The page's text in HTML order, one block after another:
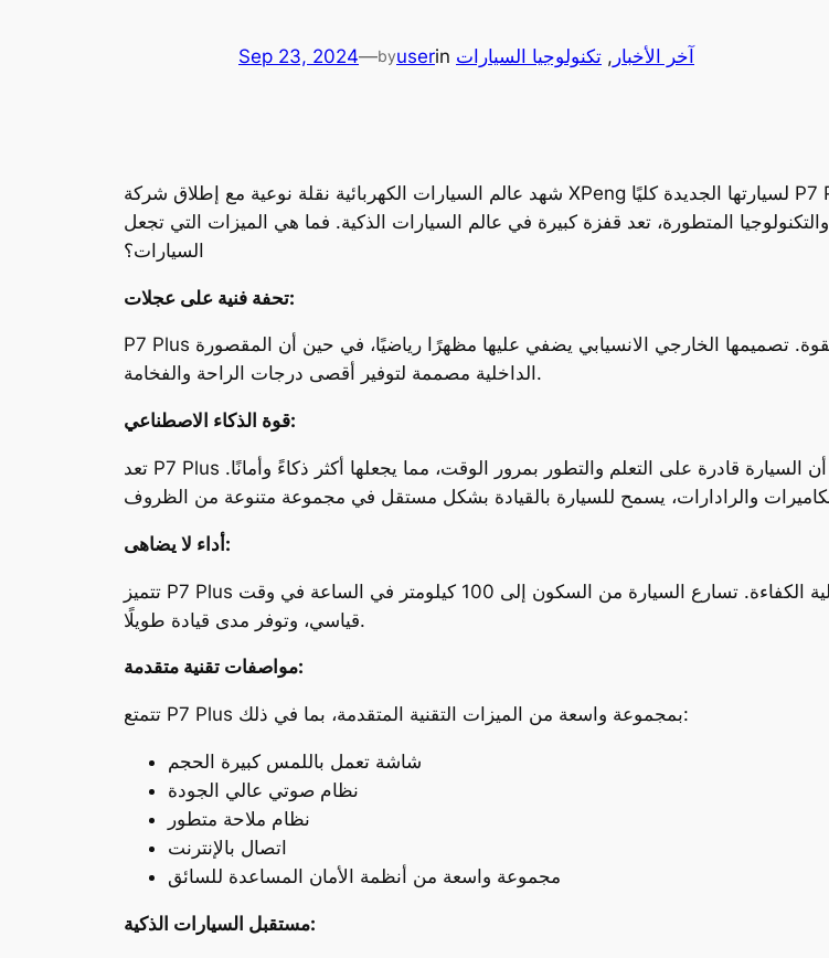
Sep 23, 2024—byuserin آخر الأخبار , تكنولوجيا السيارات
شهد عالم السيارات الكهربائية نقلة نوعية مع إطلاق شركة XPeng لسيارتها الجديدة كليًا P7 Plus. هذه السيارة التي تجمع بين الأداء القوي والتصميم الأنيق
والتكنولوجيا المتطورة، تعد قفزة كبيرة في عالم السيارات الذكية. فما هي الميزات التي تجعل P7 Plus فريدة من نوعها؟ وماذا يعني إطلاقها لمستقبل صناعة
السيارات؟
تحفة فنية على عجلات:
P7 Plus ليست مجرد سيارة، بل هي تحفة فنية هندسية تجمع بين الأناقة والقوة. تصميمها الخارجي الانسيابي يضفي عليها مظهرًا رياضيًا، في حين أن المقصورة
الداخلية مصممة لتوفير أقصى درجات الراحة والفخامة.
قوة الذكاء الاصطناعي:
تعد P7 Plus أول سيارة في العالم تعمل بالذكاء الاصطناعي بالكامل. هذا يعني أن السيارة قادرة على التعلم والتطور بمرور الوقت، مما يجعلها أكثر ذكاءً وأمانًا.
أداء لا يضاهى:
تتميز P7 Plus بأداء قوي ورشيق، بفضل محركاتها الكهربائية القوية وبطاريتها عالية الكفاءة. تسارع السيارة من السكون إلى 100 كيلومتر في الساعة في وقت
قياسي، وتوفر مدى قيادة طويلًا.
مواصفات تقنية متقدمة:
تتمتع P7 Plus بمجموعة واسعة من الميزات التقنية المتقدمة، بما في ذلك:
شاشة تعمل باللمس كبيرة الحجم
نظام صوتي عالي الجودة
نظام ملاحة متطور
اتصال بالإنترنت
مجموعة واسعة من أنظمة الأمان المساعدة للسائق
مستقبل السيارات الذكية: